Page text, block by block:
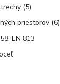
(5)
priestorov (6)
EN 813